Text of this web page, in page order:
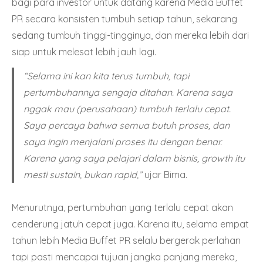
bagi para investor untuk datang karena Media Buffet
PR secara konsisten tumbuh setiap tahun, sekarang
sedang tumbuh tinggi-tingginya, dan mereka lebih dari
siap untuk melesat lebih jauh lagi.
“Selama ini kan kita terus tumbuh, tapi
pertumbuhannya sengaja ditahan. Karena saya
nggak mau (perusahaan) tumbuh terlalu cepat.
Saya percaya bahwa semua butuh proses, dan
saya ingin menjalani proses itu dengan benar.
Karena yang saya pelajari dalam bisnis, growth itu
mesti sustain, bukan rapid,”ujar Bima.
Menurutnya, pertumbuhan yang terlalu cepat akan
cenderung jatuh cepat juga. Karena itu, selama empat
tahun lebih Media Buffet PR selalu bergerak perlahan
tapi pasti mencapai tujuan jangka panjang mereka,